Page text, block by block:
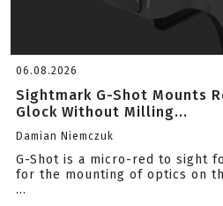
06.08.2026
Sightmark G-Shot Mounts
Glock Without Milling...
Damian Niemczuk
G-Shot is a micro-red to sight
for the mounting of optics on
...